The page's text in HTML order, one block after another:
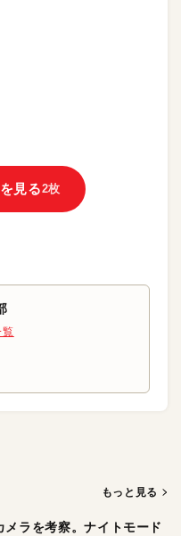
見る2枚
覧
もっと見る
ラを考察。ナイトモード